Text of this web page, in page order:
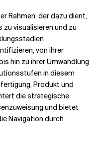
Rahmen, der dazu dient,
visualisieren und zu
von ihrer
hin zu ihrer Umwandlung
in diesem
Produkt und
die strategische
und bietet
Navigation durch